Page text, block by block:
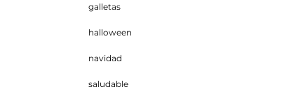
galletas
halloween
navidad
saludable